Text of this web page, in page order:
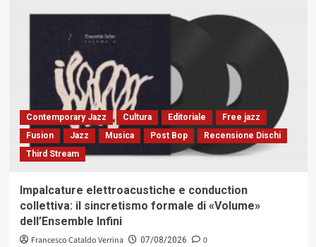
Contemporary Jazz Cultura Editoriale
Free jazz
Fusion
Jazz Musica Post Bop
Recensione Dischi
Third Stream
Impalcature elettroacustiche e conduction
collettiva: il sincretismo formale di «Volume»
dell’Ensemble Infini
Francesco Cataldo Verrina 07/08/2026 0